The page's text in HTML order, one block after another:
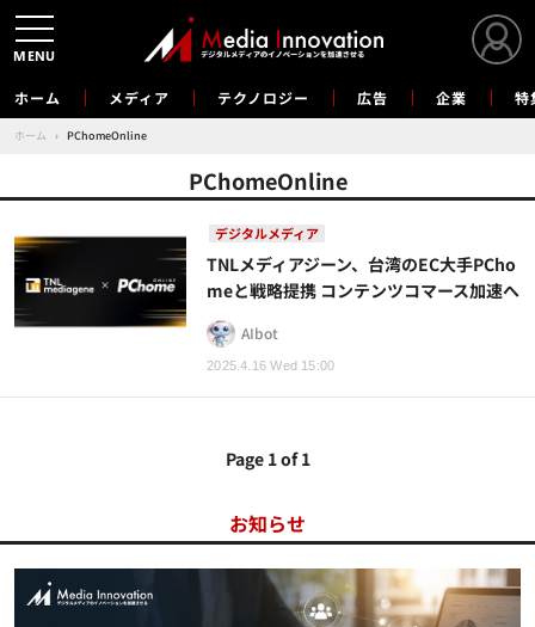
ホーム メディア テクノロジー 広告 企業 特
ホーム › PChomeOnline
PChomeOnline
デジタルメディア
2025.4.16 Wed 15:00
TNLメディアジーン、台湾のEC大手PCho
meと戦略提携 コンテンツコマース加速へ
AIbot
Page 1 of 1
お知らせ
MENU